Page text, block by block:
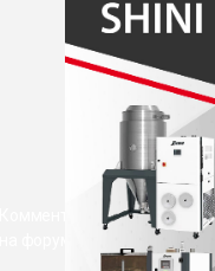
Комментировать